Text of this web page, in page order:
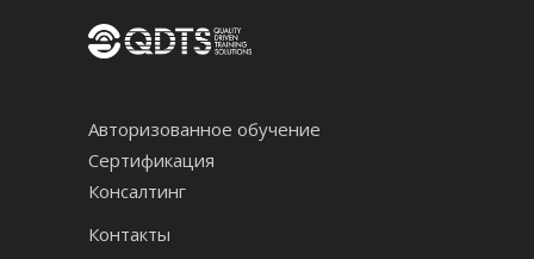
Авторизованное обучение
Сертификация
Консалтинг
Контакты